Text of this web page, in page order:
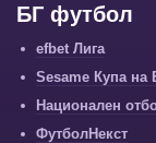
БГ футбол
efbet Лига
Sesame Купа на
Национален
ФутболНекст